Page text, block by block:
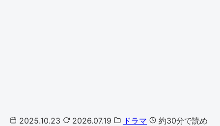
2025.10.23 2026.07.19 ドラマ
約30分で読め